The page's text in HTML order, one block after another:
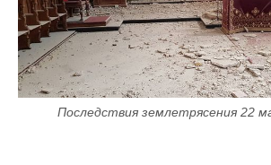
Последствия землетрясения 22